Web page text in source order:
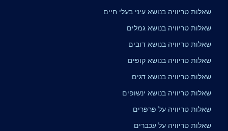
שאלות טריוויה בנושא עיני בעלי חיים
שאלות טריוויה בנושא גמלים
שאלות טריוויה בנושא דובים
שאלות טריוויה בנושא קופים
שאלות טריוויה בנושא דגים
שאלות טריוויה בנושא ינשופים
שאלות טריוויה על פרפרים
שאלות טריוויה על עכברים